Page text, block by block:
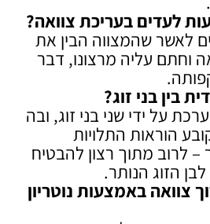
לעדים בעריכת צוואה?
לאשר שהמצווה הבין את
וחתם עליה מרצונו, דבר
בין בני זוג?
על ידי שני בני זוג, ובה
הוראות התלויות
לרוב מתוך רצון להבטיח
הזוג הנותר.
צוואה באמצעות נוטריון